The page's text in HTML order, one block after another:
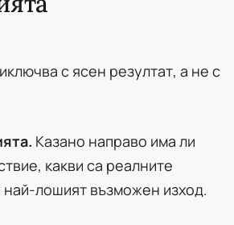
с ясен резултат, а не с
Казано направо има ли
какви са реалните
най-лошият възможен изход.